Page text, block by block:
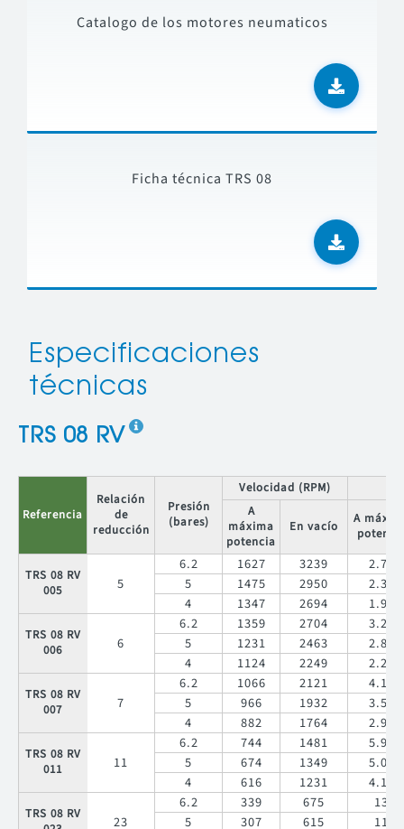
Catalogo de los motores neumaticos
Ficha técnica TRS 08
Especificaciones
técnicas
TRS 08 RV
Referencia
Relación
de
reducción
Presión
(bares)
Velocidad (RPM)
A
máxima
potencia
En vacío
A
TRS 08 RV
005
5
6.2 1627 3239
2.70
5
1475 2950
2.30
4
1347 2694 1.90
TRS 08 RV
006
6
6.2 1359 2704
3.20
5
1231 2463
2.80
4
1124 2249 2.20
TRS 08 RV
007
7
6.2 1066 2121
4.10
5
966 1932
3.50
4
882 1764 2.90
TRS 08 RV
011
11
6.2 744 1481
5.90
5
674 1349
5.00
4
616 1231 4.10
TRS 08 RV
23
6.2 339 675
13
5
307 615 11